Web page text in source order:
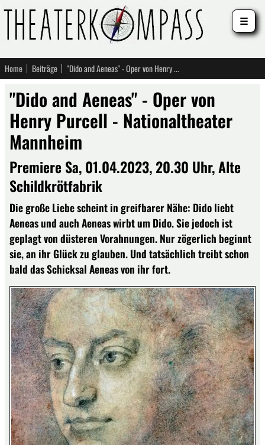
Home Beiträge "Dido and Aeneas" - Oper von Henry Purcell - Nationaltheater Mannheim
"Dido and Aeneas" - Oper von
Henry Purcell - Nationaltheater
Mannheim
Premiere Sa, 01.04.2023, 20.30 Uhr, Alte
Schildkrötfabrik
Die große Liebe scheint in greifbarer Nähe: Dido liebt
Aeneas und auch Aeneas wirbt um Dido. Sie jedoch ist
geplagt von düsteren Vorahnungen. Nur zögerlich beginnt
sie, an ihr Glück zu glauben. Und tatsächlich treibt schon
bald das Schicksal Aeneas von ihr fort.
☰